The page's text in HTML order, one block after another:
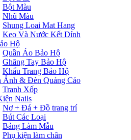
Bột Màu
Nhũ Màu
Shung Loai Mat Hang
Keo Và Nước Kết Dính
Hộ
Quần Áo Bảo Hộ
Ghăng Tay Bảo Hộ
Khẩu Trang Bảo Hộ
Ảnh & Đèn Quảng Cáo
Tranh Xốp
Nails
Nơ + Đá + Đồ trang trí
Bút Các Loại
Bảng Làm Mẫu
Phụ kiện làm chân